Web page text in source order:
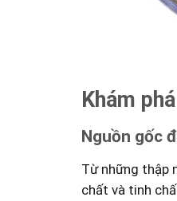
Khám
Nguồn ​gốc
Từ những thập
chất và tinh